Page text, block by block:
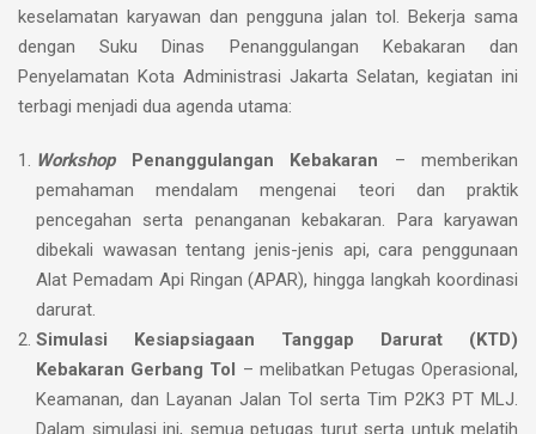
keselamatan karyawan dan pengguna jalan tol. Bekerja sama
dengan Suku Dinas Penanggulangan Kebakaran dan
Penyelamatan Kota Administrasi Jakarta Selatan, kegiatan ini
terbagi menjadi dua agenda utama:
WorkshopPenanggulangan Kebakaran – memberikan
pemahaman mendalam mengenai teori dan praktik
pencegahan serta penanganan kebakaran. Para karyawan
dibekali wawasan tentang jenis-jenis api, cara penggunaan
Alat Pemadam Api Ringan (APAR), hingga langkah koordinasi
darurat.
Simulasi Kesiapsiagaan Tanggap Darurat (KTD)
Kebakaran Gerbang Tol – melibatkan Petugas Operasional,
Keamanan, dan Layanan Jalan Tol serta Tim P2K3 PT MLJ.
Dalam simulasi ini, semua petugas turut serta untuk melatih